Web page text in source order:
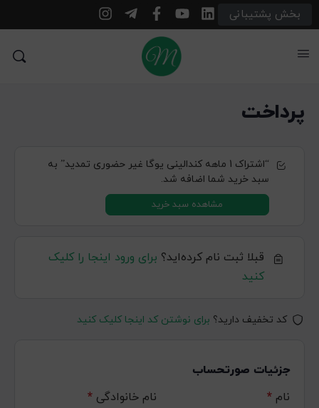
بخش پشتیبانی
پرداخت
مشاهده سبد خرید
“اشتراک 1 ماهه کندالینی یوگا غیر حضوری تمدید” به
سبد خرید شما اضافه شد.
قبلا ثبت نام کرده‌اید؟ برای ورود اینجا را کلیک
کنید
کد تخفیف دارید؟ برای نوشتن کد اینجا کلیک کنید
جزئیات صورتحساب
نام * نام خانوادگی *